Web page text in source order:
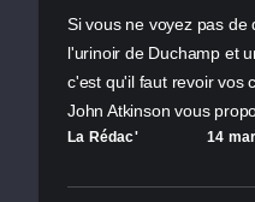
Si vous ne voyez pas de
l'urinoir de Duchamp et
c'est qu'il faut revoir vos
John Atkinson vous
La Rédac' 14